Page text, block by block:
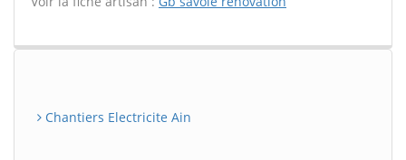
Chantiers Electricite Ain